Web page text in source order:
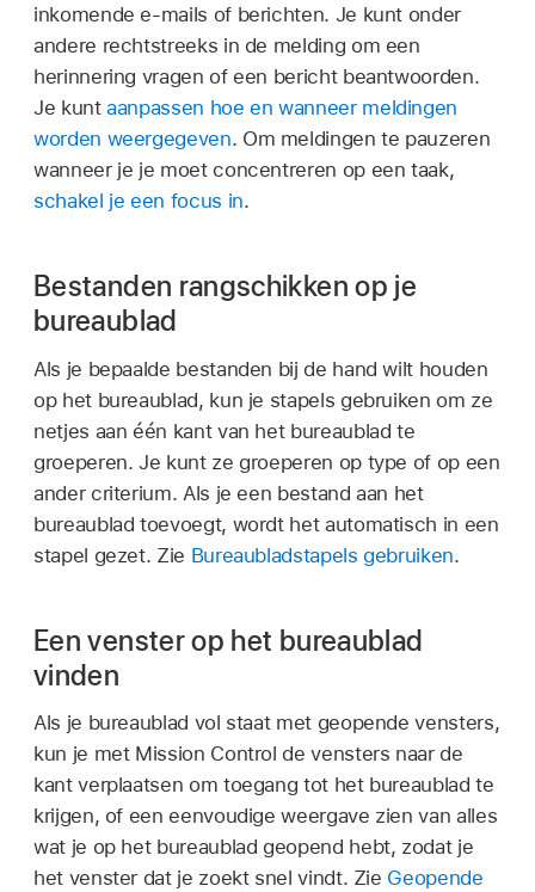
inkomende e‑mails of berichten. Je kunt onder
andere rechtstreeks in de melding om een
herinnering vragen of een bericht beantwoorden.
Je kuntaanpassen hoe en wanneer meldingen
worden weergegeven. Om meldingen te pauzeren
wanneer je je moet concentreren op een taak,
schakel je een focus in.
Bestanden rangschikken op je
bureaublad
Als je bepaalde bestanden bij de hand wilt houden
op het bureaublad, kun je stapels gebruiken om ze
netjes aan één kant van het bureaublad te
groeperen. Je kunt ze groeperen op type of op een
ander criterium. Als je een bestand aan het
bureaublad toevoegt, wordt het automatisch in een
stapel gezet. Zie Bureaubladstapels gebruiken.
Een venster op het bureaublad
vinden
Als je bureaublad vol staat met geopende vensters,
kun je met Mission Control de vensters naar de
kant verplaatsen om toegang tot het bureaublad te
krijgen, of een eenvoudige weergave zien van alles
wat je op het bureaublad geopend hebt, zodat je
het venster dat je zoekt snel vindt. Zie Geopende